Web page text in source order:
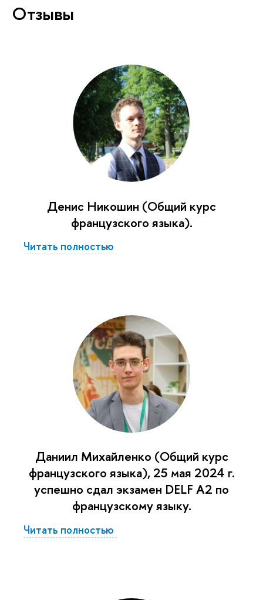
Отзывы
Денис Никошин (Общий курс
французского языка).
Читать полностью
Даниил Михайленко (Общий курс
французского языка), 25 мая 2024 г.
успешно сдал экзамен DELF A2 по
французскому языку.
Читать полностью